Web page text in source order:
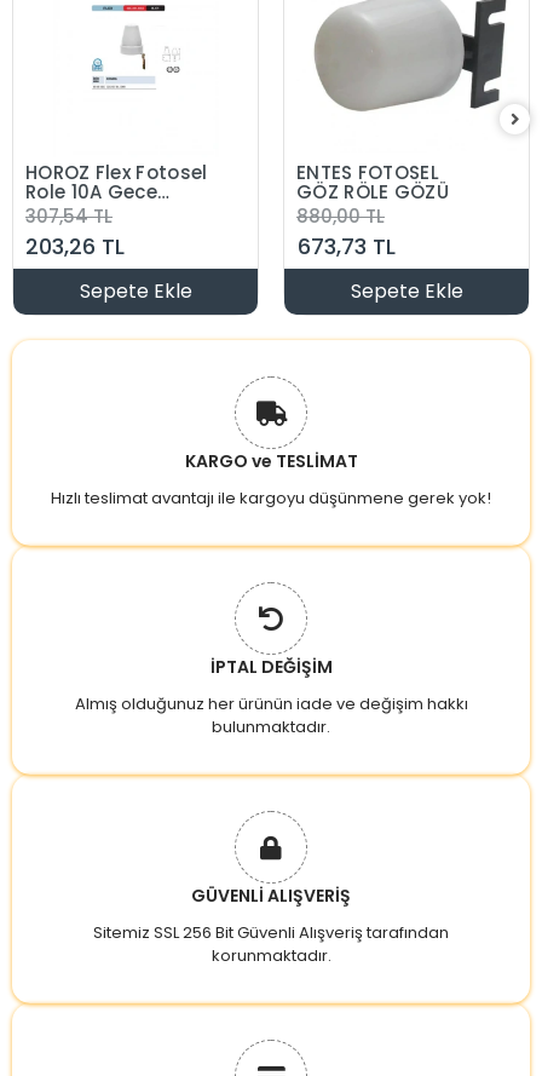
HOROZ Flex Fotosel
Role 10A Gece
Gündüz Algılama
Rölesi IP44 220v
1200W
307,54 TL
203,26 TL
Sepete Ekle
ENTES FOTOSEL
GÖZ RÖLE GÖZÜ
880,00 TL
673,73 TL
Sepete Ekle
KARGO ve TESLİMAT
Hızlı teslimat avantajı ile kargoyu düşünmene gerek yok!
İPTAL DEĞİŞİM
Almış olduğunuz her ürünün iade ve değişim hakkı
bulunmaktadır.
GÜVENLİ ALIŞVERİŞ
Sitemiz SSL 256 Bit Güvenli Alışveriş tarafından
korunmaktadır.